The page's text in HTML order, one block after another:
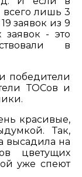
всего лишь 3
заявок из 9
- это
в
победители
ТОСов и
красивые,
Так,
высадила на
цветущих
уже спеют